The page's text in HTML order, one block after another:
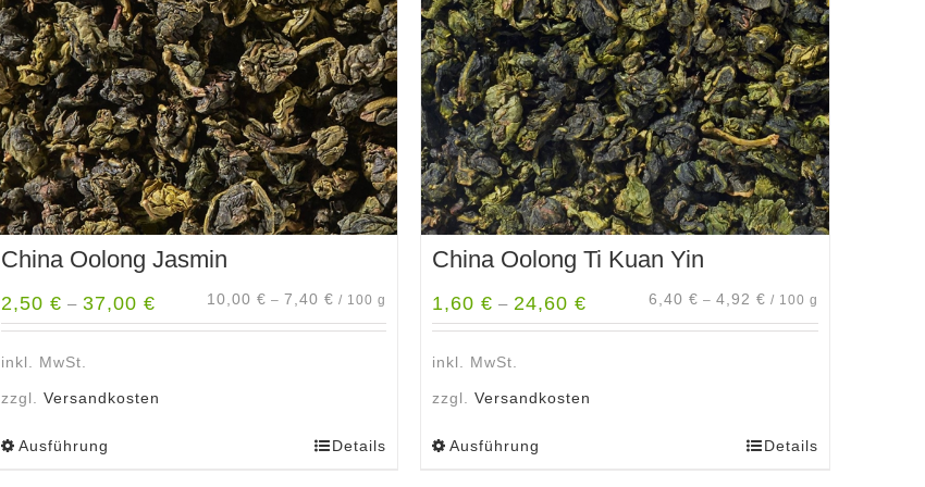
China Oolong Jasmin
2,50 € – 37,00 € 10,00€ –7,40€ / 100 g
inkl. MwSt.
zzgl. Versandkosten
Ausführung Details
China Oolong Ti Kuan Yin
1,60€ – 24,60€ 6,40 € – 4,92 € / 100 g
inkl. MwSt.
zzgl.Versandkosten
Ausführung Details